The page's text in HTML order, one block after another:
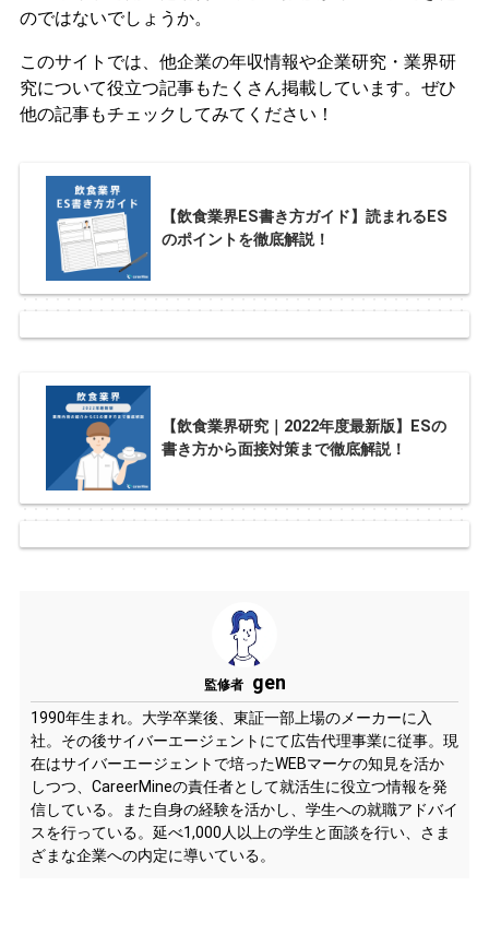
のではないでしょうか。
このサイトでは、他企業の年収情報や企業研究・業界研
究について役立つ記事もたくさん掲載しています。ぜひ
他の記事もチェックしてみてください！
【飲食業界ES書き方ガイド】読まれるES
のポイントを徹底解説！
【飲食業界研究｜2022年度最新版】ESの
書き方から面接対策まで徹底解説！
監修者 gen
1990年生まれ。大学卒業後、東証一部上場のメーカーに入
社。その後サイバーエージェントにて広告代理事業に従事。現
在はサイバーエージェントで培ったWEBマーケの知見を活か
しつつ、CareerMineの責任者として就活生に役立つ情報を発
信している。また自身の経験を活かし、学生への就職アドバイ
スを行っている。延べ1,000人以上の学生と面談を行い、さま
ざまな企業への内定に導いている。